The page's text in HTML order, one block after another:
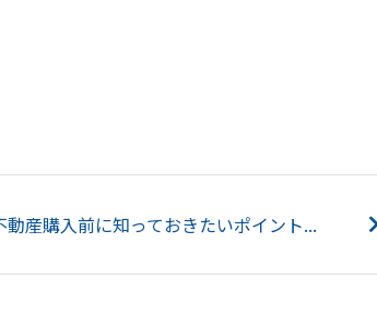
動産購入前に知っておきたいポイント...